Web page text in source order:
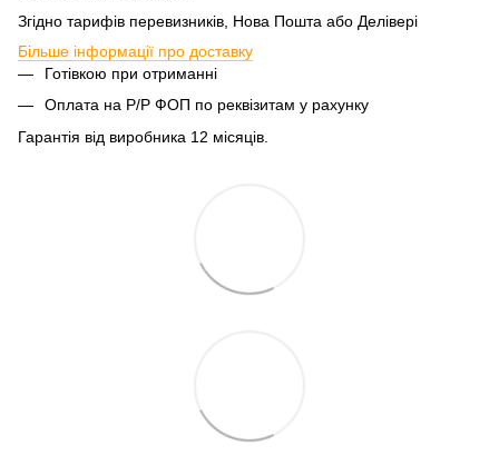
Згідно тарифів перевизників, Нова Пошта або Делівері
Більше інформації про доставку
Готівкою при отриманні
Оплата на Р/Р ФОП по реквізитам у рахунку
Гарантія від виробника 12 місяців.